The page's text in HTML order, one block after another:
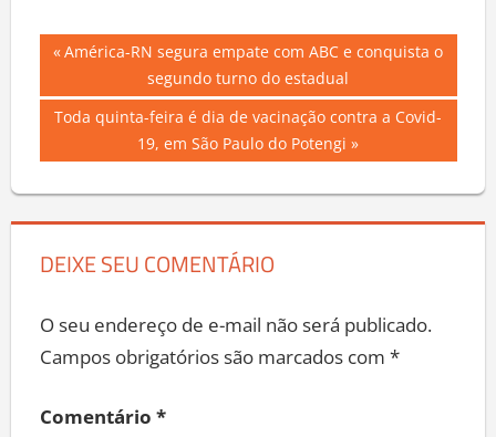
Navegação
de
Previous
América-RN segura empate com ABC e conquista o
segundo turno do estadual
Next
Toda quinta-feira é dia de vacinação contra a Covid-
19, em São Paulo do Potengi
DEIXE SEU COMENTÁRIO
O seu endereço de e-mail não será publicado.
Campos obrigatórios são marcados com *
Comentário *